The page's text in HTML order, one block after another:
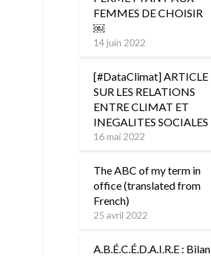
FEMMES DE CHOISIR
￼
14 juin 2022
[#DataClimat] ARTICLE
SUR LES RELATIONS
ENTRE CLIMAT ET
INEGALITES SOCIALES
16 mai 2022
The ABC of my term in
office (translated from
French)
25 avril 2022
A.B.É.C.É.D.A.I.R.E : Bilan